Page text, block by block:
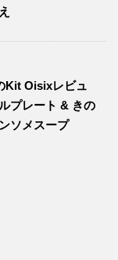
Kit Oisixレビュ
プレート & きの
ソメスープ